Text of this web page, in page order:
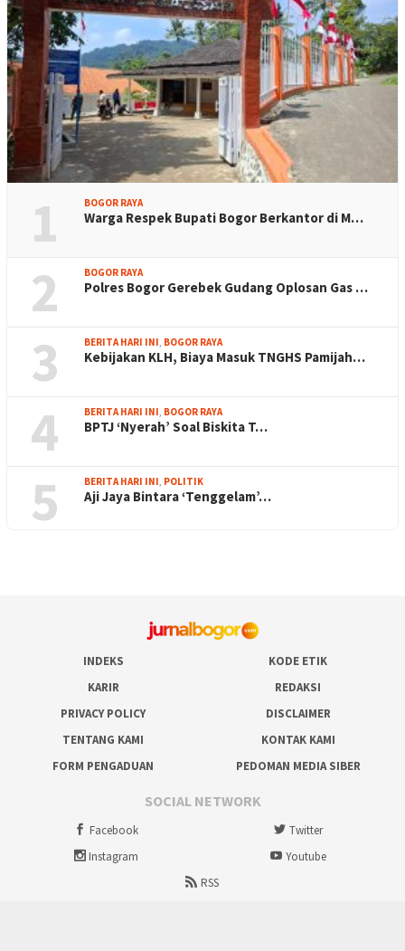
1 BOGOR RAYA
Warga Respek Bupati Bogor Berkantor di M…
2 BOGOR RAYA
Polres Bogor Gerebek Gudang Oplosan Gas …
3 BERITA HARI INI, BOGOR RAYA
Kebijakan KLH, Biaya Masuk TNGHS Pamijah…
4 BERITA HARI INI, BOGOR RAYA
BPTJ ‘Nyerah’ Soal Biskita T…
5 BERITA HARI INI, POLITIK
Aji Jaya Bintara ‘Tenggelam’…
INDEKS
KODE ETIK
KARIR
REDAKSI
PRIVACY POLICY
DISCLAIMER
TENTANG KAMI
KONTAK KAMI
FORM PENGADUAN
PEDOMAN MEDIA SIBER
SOCIAL NETWORK
Facebook
Twitter
Instagram
Youtube
RSS